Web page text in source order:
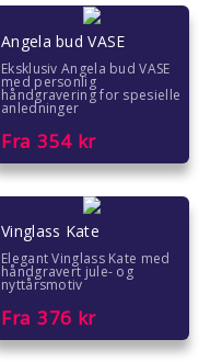
Angela bud VASE
Eksklusiv Angela bud VASE
med personlig
håndgravering for spesielle
anledninger
Fra 354kr
Vinglass Kate
Elegant Vinglass Kate med
håndgravert jule- og
nyttårsmotiv
Fra 376 kr